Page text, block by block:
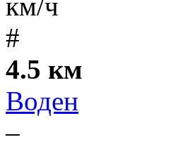
км/ч
#
4.5 км
Воден
–